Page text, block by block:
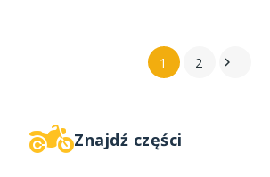
Znajdź części
1 2 